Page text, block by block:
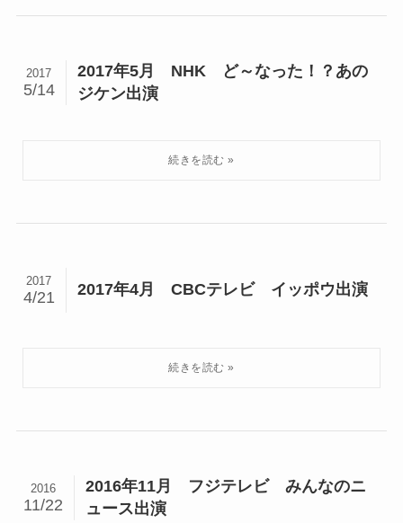
2017年5月 NHK ど～なった！？あの
ジケン出演
2017
5/14
2017年4月 CBCテレビ イッポウ出演
2017
4/21
2016年11月 フジテレビ みんなのニ
ュース出演
2016
11/22